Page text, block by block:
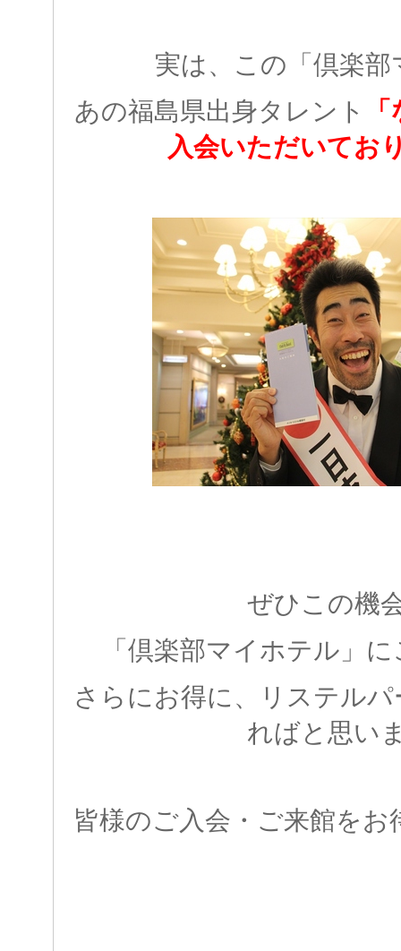
実は、この「倶楽
あの福島県出身タレント
入会いただいてお
ぜひこの機
「倶楽部マイホテル」
さらにお得に、リステル
ればと思い
皆様のご入会・ご来館を